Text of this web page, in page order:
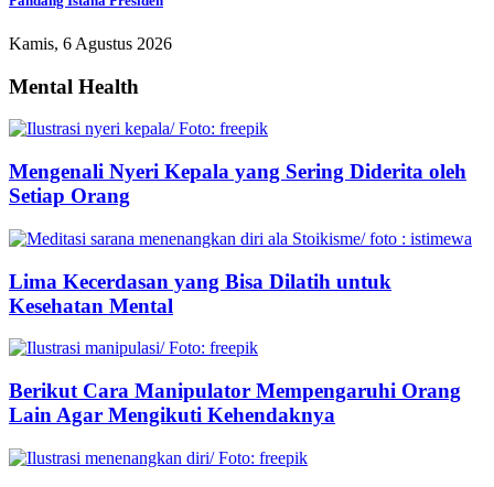
Kamis, 6 Agustus 2026
Mental Health
Mengenali Nyeri Kepala yang Sering Diderita oleh
Setiap Orang
Lima Kecerdasan yang Bisa Dilatih untuk
Kesehatan Mental
Berikut Cara Manipulator Mempengaruhi Orang
Lain Agar Mengikuti Kehendaknya